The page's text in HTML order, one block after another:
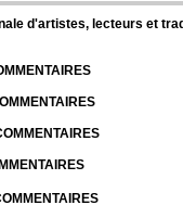
d'artistes, lecteurs et